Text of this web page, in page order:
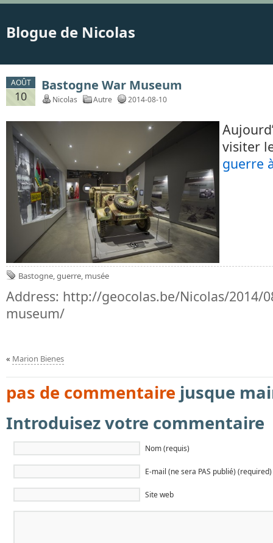
Blogue de Nicolas
AOÛT
10
Bastogne War Museum
Nicolas Autre 2014-08-10
visiter
guerre
Bastogne,guerre, musée
Address: http://geocolas.be/Nicolas/2014/
museum/
« Marion Bienes
pas de commentaire jusque
Introduisez votre commentaire
Nom (requis)
E-mail (ne sera PAS publié) (required)
Site web